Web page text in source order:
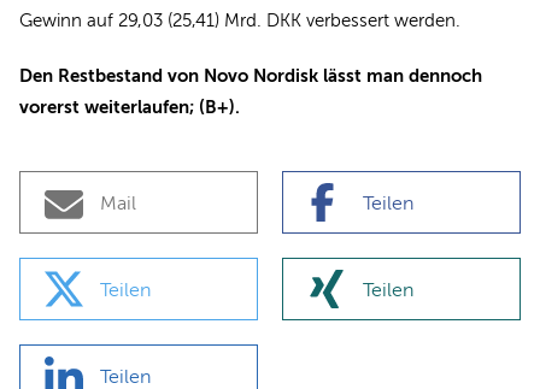
Gewinn auf 29,03 (25,41) Mrd. DKK verbessert werden.
Den Restbestand von Novo Nordisk lässt man dennoch
vorerst weiterlaufen; (B+).
Mail Teilen
Teilen Teilen
Teilen